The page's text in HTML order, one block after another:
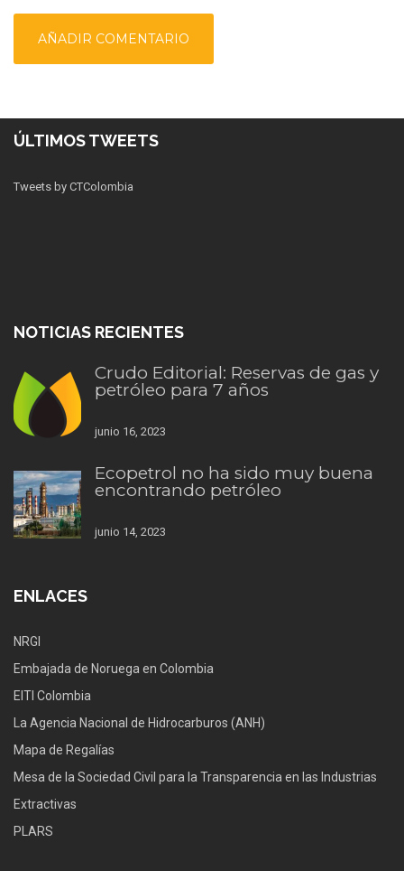
ÚLTIMOS TWEETS
Tweets by CTColombia
NOTICIAS RECIENTES
Crudo Editorial: Reservas de gas y
petróleo para 7 años
junio 16, 2023
Ecopetrol no ha sido muy buena
encontrando petróleo
junio 14, 2023
ENLACES
NRGI
Embajada de Noruega en Colombia
EITI Colombia
La Agencia Nacional de Hidrocarburos (ANH)
Mapa de Regalías
Mesa de la Sociedad Civil para la Transparencia en las Industrias
Extractivas
PLARS